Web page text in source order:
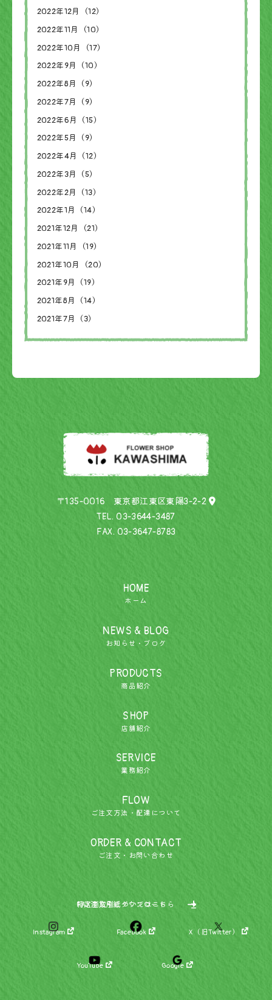
2022年12月（12）
2022年11月（10）
2022年10月（17）
2022年9月（10）
2022年8月（9）
2022年7月（9）
2022年6月（15）
2022年5月（9）
2022年4月（12）
2022年3月（5）
2022年2月（13）
2022年1月（14）
2021年12月（21）
2021年11月（19）
2021年10月（20）
2021年9月（19）
2021年8月（14）
2021年7月（3）
〒135-0016 東京都江東区東陽3-2-2
TEL.03-3644-3487
FAX. 03-3647-8783
HOME
ホーム
NEWS & BLOG
お知らせ・ブログ
PRODUCTS
商品紹介
SHOP
店舗紹介
SERVICE
業務紹介
FLOW
ご注文方法・配達について
ORDER & CONTACT
ご注文・お問い合わせ
特定商取引についてはこちら
FAX注文用紙ダウンロード
Instagram Facebook X（旧Twitter）
YouTube Google